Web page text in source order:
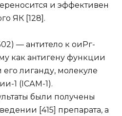
и эффективен
ЯК [128].
— антитело к оиРг-
как антигену функции
его лиганду, молекуле
1 (ІСАМ-1).
были получены
[415] препарата, а